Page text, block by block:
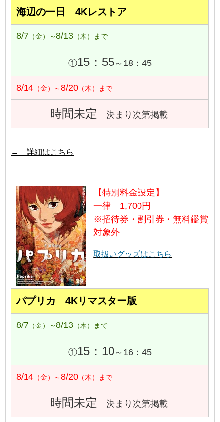
海辺の一日 4Kレストア
8/7 （金）～8/13 （木）まで
①15：55～18：45
8/14 （金）～8/20 （木）まで
時間未定 決まり次第掲載
→ 詳細はこちら
【特別料金設定】
一律 1,700円
※招待券・割引券・無料鑑賞
対象外
取扱いグッズはこちら
パプリカ 4Kリマスター版
8/7 （金）～8/13 （木）まで
①15：10～16：45
8/14 （金）～8/20 （木）まで
時間未定 決まり次第掲載